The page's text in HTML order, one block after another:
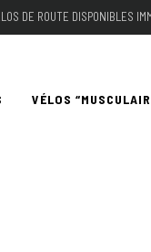
DE ROUTE DISPONIBLES
VÉLOS